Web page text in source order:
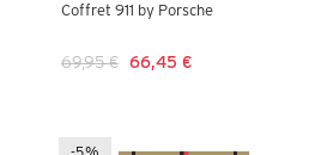
Coffret 911 by Porsche
69,95 € 66,45 €